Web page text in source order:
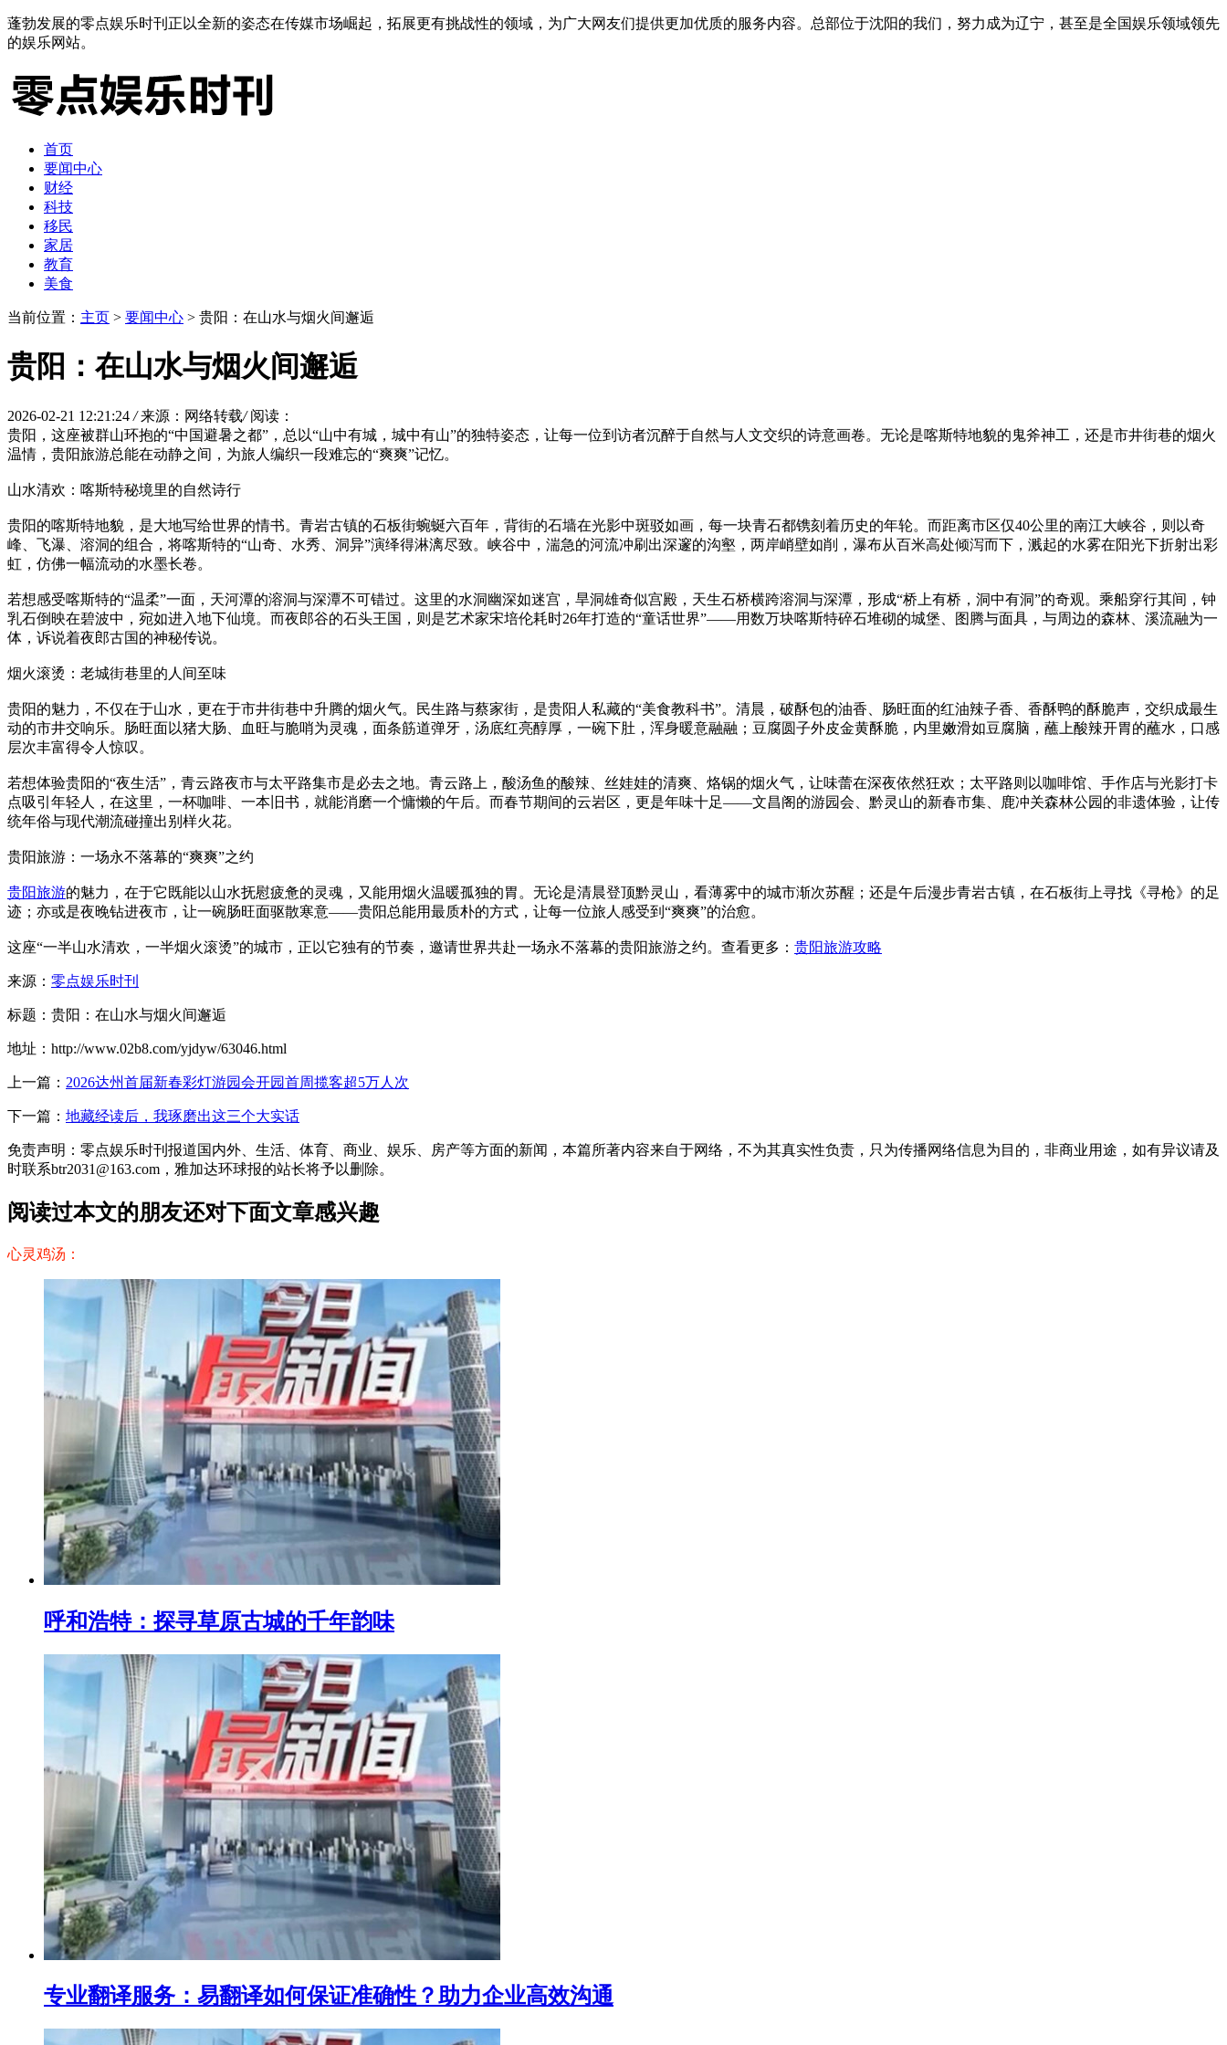
蓬勃发展的零点娱乐时刊正以全新的姿态在传媒市场崛起，拓展更有挑战性的领域，为广大网友们提供更加优质的服务内容。总部位于沈阳的我们，努力成为辽宁，甚至是全国娱乐领域领先
的娱乐网站。
首页
要闻中心
财经
科技
移民
家居
教育
美食
当前位置： 主页 > 要闻中心 > 贵阳：在山水与烟火间邂逅
贵阳：在山水与烟火间邂逅
2026-02-21 12:21:24 / 来源：网络转载/ 阅读：
贵阳，这座被群山环抱的“中国避暑之都”，总以“山中有城，城中有山”的独特姿态，让每一位到访者沉醉于自然与人文交织的诗意画卷。无论是喀斯特地貌的鬼斧神工，还是市井街巷的烟火
温情，贵阳旅游总能在动静之间，为旅人编织一段难忘的“爽爽”记忆。
山水清欢：喀斯特秘境里的自然诗行
贵阳的喀斯特地貌，是大地写给世界的情书。青岩古镇的石板街蜿蜒六百年，背街的石墙在光影中斑驳如画，每一块青石都镌刻着历史的年轮。而距离市区仅40公里的南江大峡谷，则以奇
峰、飞瀑、溶洞的组合，将喀斯特的“山奇、水秀、洞异”演绎得淋漓尽致。峡谷中，湍急的河流冲刷出深邃的沟壑，两岸峭壁如削，瀑布从百米高处倾泻而下，溅起的水雾在阳光下折射出彩
虹，仿佛一幅流动的水墨长卷。
若想感受喀斯特的“温柔”一面，天河潭的溶洞与深潭不可错过。这里的水洞幽深如迷宫，旱洞雄奇似宫殿，天生石桥横跨溶洞与深潭，形成“桥上有桥，洞中有洞”的奇观。乘船穿行其间，钟
乳石倒映在碧波中，宛如进入地下仙境。而夜郎谷的石头王国，则是艺术家宋培伦耗时26年打造的“童话世界”——用数万块喀斯特碎石堆砌的城堡、图腾与面具，与周边的森林、溪流融为一
体，诉说着夜郎古国的神秘传说。
烟火滚烫：老城街巷里的人间至味
贵阳的魅力，不仅在于山水，更在于市井街巷中升腾的烟火气。民生路与蔡家街，是贵阳人私藏的“美食教科书”。清晨，破酥包的油香、肠旺面的红油辣子香、香酥鸭的酥脆声，交织成最生
动的市井交响乐。肠旺面以猪大肠、血旺与脆哨为灵魂，面条筋道弹牙，汤底红亮醇厚，一碗下肚，浑身暖意融融；豆腐圆子外皮金黄酥脆，内里嫩滑如豆腐脑，蘸上酸辣开胃的蘸水，口感
层次丰富得令人惊叹。
若想体验贵阳的“夜生活”，青云路夜市与太平路集市是必去之地。青云路上，酸汤鱼的酸辣、丝娃娃的清爽、烙锅的烟火气，让味蕾在深夜依然狂欢；太平路则以咖啡馆、手作店与光影打卡
点吸引年轻人，在这里，一杯咖啡、一本旧书，就能消磨一个慵懒的午后。而春节期间的云岩区，更是年味十足——文昌阁的游园会、黔灵山的新春市集、鹿冲关森林公园的非遗体验，让传
统年俗与现代潮流碰撞出别样火花。
贵阳旅游：一场永不落幕的“爽爽”之约
贵阳旅游的魅力，在于它既能以山水抚慰疲惫的灵魂，又能用烟火温暖孤独的胃。无论是清晨登顶黔灵山，看薄雾中的城市渐次苏醒；还是午后漫步青岩古镇，在石板街上寻找《寻枪》的足
迹；亦或是夜晚钻进夜市，让一碗肠旺面驱散寒意——贵阳总能用最质朴的方式，让每一位旅人感受到“爽爽”的治愈。
这座“一半山水清欢，一半烟火滚烫”的城市，正以它独有的节奏，邀请世界共赴一场永不落幕的贵阳旅游之约。查看更多： 贵阳旅游攻略
来源： 零点娱乐时刊
标题：贵阳：在山水与烟火间邂逅
地址：http://www.02b8.com/yjdyw/63046.html
上一篇： 2026达州首届新春彩灯游园会开园首周揽客超5万人次
下一篇： 地藏经读后，我琢磨出这三个大实话
免责声明：零点娱乐时刊报道国内外、生活、体育、商业、娱乐、房产等方面的新闻，本篇所著内容来自于网络，不为其真实性负责，只为传播网络信息为目的，非商业用途，如有异议请及
时联系btr2031@163.com，雅加达环球报的站长将予以删除。
阅读过本文的朋友还对下面文章感兴趣
心灵鸡汤：
呼和浩特：探寻草原古城的千年韵味
专业翻译服务：易翻译如何保证准确性？助力企业高效沟通